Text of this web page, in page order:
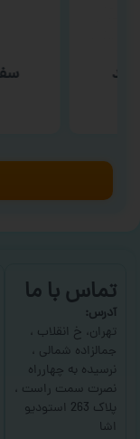
تماس با ما
آدرس:
تهران، خ انقلاب ،
جمالزاده شمالی ،
نرسیده به چهارراه
نصرت سمت راست ،
پلاک 263 استودیو
اشا